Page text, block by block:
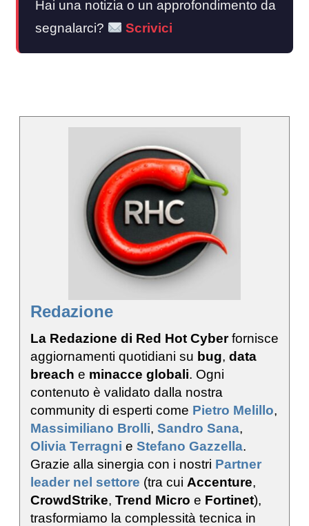
Hai una notizia o un approfondimento da
segnalarci?
Scrivici
Redazione
La Redazione di Red Hot Cyberfornisce
aggiornamenti quotidiani su bug, data
breach e minacce globali. Ogni
contenuto è validato dalla nostra
community di esperti come Pietro Melillo,
Massimiliano Brolli, Sandro Sana,
Olivia Terragni e Stefano Gazzella.
Grazie alla sinergia con i nostri Partner
leader nel settore (tra cui Accenture,
CrowdStrike, Trend Micro e Fortinet),
trasformiamo la complessità tecnica in